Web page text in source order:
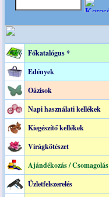
Főkatalógus *
Edények
Oázisok
Napi használati kellékek
Kiegészítő kellékek
Virágkötészet
Ajándékozás / Csomagolás
Üzletfelszerelés